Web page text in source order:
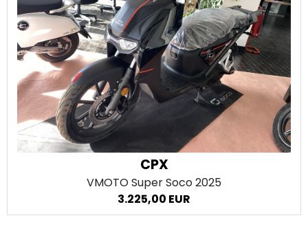
CPX
VMOTO Super Soco2025
3.225,00 EUR